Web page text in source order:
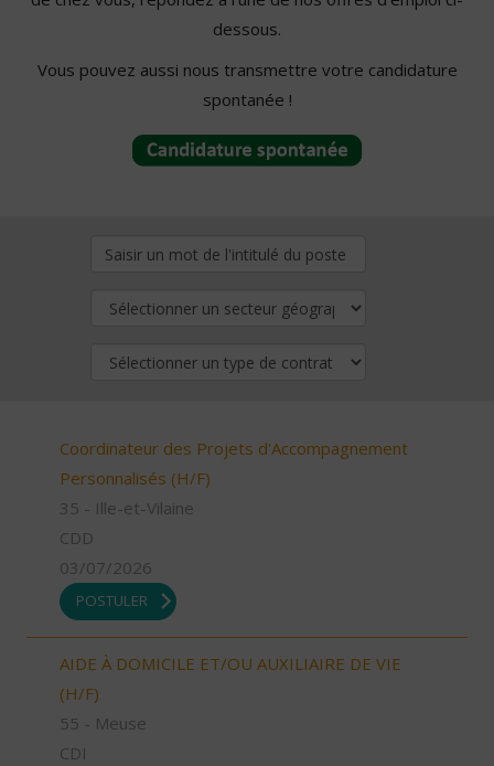
dessous.
Vous pouvez aussi nous transmettre votre candidature
spontanée !
Coordinateur des Projets d'Accompagnement
Personnalisés (H/F)
35 - Ille-et-Vilaine
CDD
03/07/2026
POSTULER
AIDE À DOMICILE ET/OU AUXILIAIRE DE VIE
(H/F)
55 - Meuse
CDI